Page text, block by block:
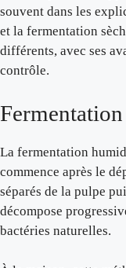
souvent dans les
et la fermentation
différents, avec ses
contrôle.
La fermentation
commence après le
séparés de la pulpe
décompose
bactéries naturelles.